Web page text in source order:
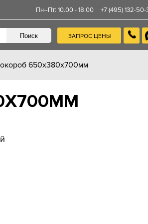
Пн–Пт: 10.00 - 18.00 +7 (495) 132-50-
ЗАПРОС ЦЕНЫ
650х380х700мм